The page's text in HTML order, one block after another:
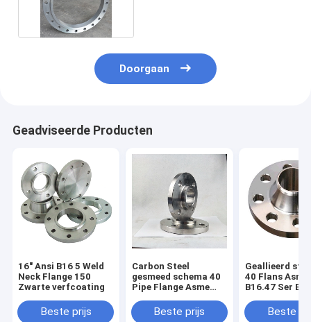
Doorgaan
Geadviseerde Producten
16" Ansi B16 5 Weld
Neck Flange 150
Zwarte verfcoating
Beste prijs
Carbon Steel
gesmeed schema 40
Pipe Flange Asme
Beste prijs
Geallieerd
40 Flans Asme
B16.47 Ser B
Beste